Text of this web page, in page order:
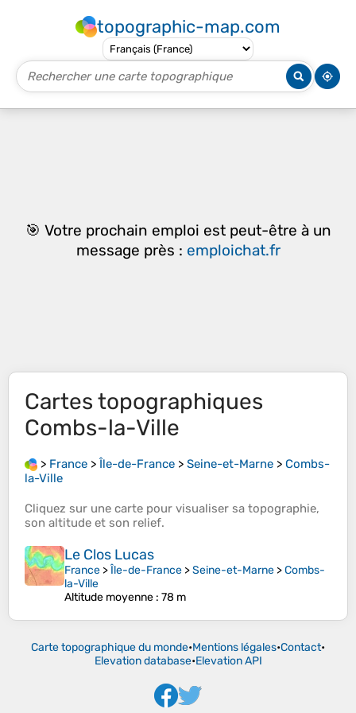
topographic-map.com
🎯 Votre prochain emploi est peut-être à un
message près : emploichat.fr
Cartes topographiques
Combs-la-Ville
> France > Île-de-France > Seine-et-Marne > Combs-
la-Ville
Cliquez sur une carte pour visualiser sa topographie,
son altitude et son relief.
Le Clos Lucas
France >Île-de-France >Seine-et-Marne >Combs-
la-Ville
Altitude moyenne : 78 m
Carte topographique du monde•Mentions légales•Contact•
Elevation database•Elevation API